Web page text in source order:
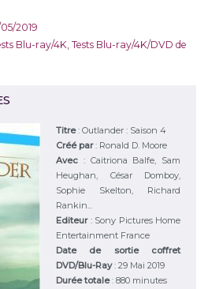
2019
Blu-ray/4K Tests Blu-ray/4K/DVD de
Titre: Outlander : Saison 4
Créé par: Ronald D. Moore
Avec : Caitriona Balfe, Sam
Heughan, César Domboy,
Sophie Skelton, Richard
Rankin...
Editeur : Sony Pictures Home
Entertainment France
Date de sortie coffret
DVD/Blu-Ray: 29 Mai 2019
Durée totale: 880 minutes